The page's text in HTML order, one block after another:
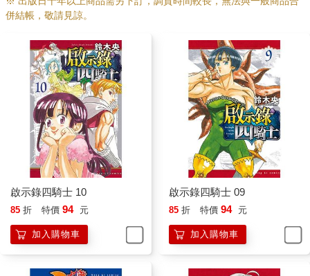
併結帳，敬請見諒。
啟示錄四騎士 10
85 折 特價 94 元
加入購物車
啟示錄四騎士 09
85 折 特價 94 元
加入購物車